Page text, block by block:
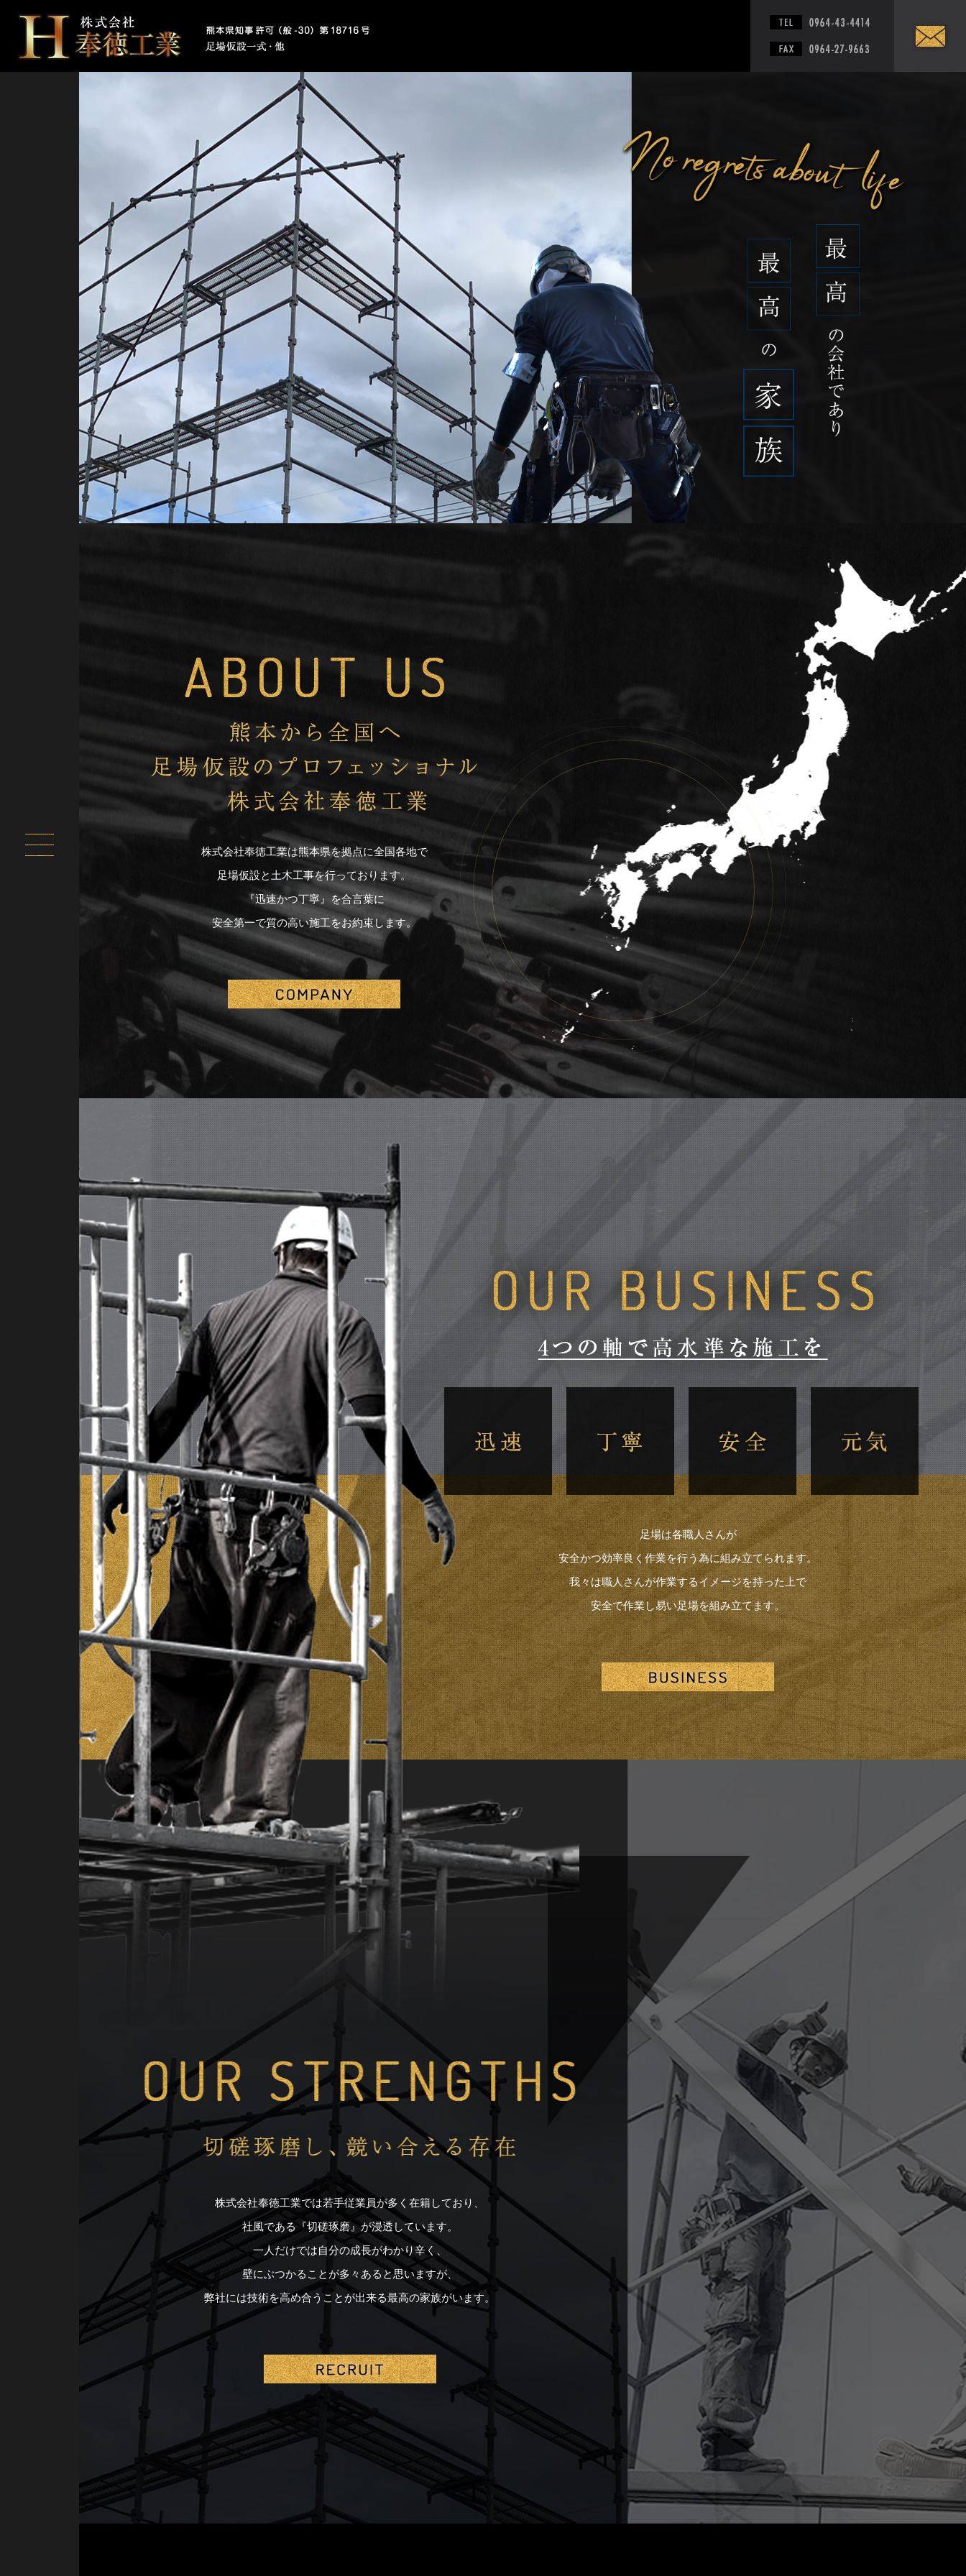
株式会社奉徳工業は熊本県を拠点に全国各地で
足場仮設と土木工事を行っております。
『迅速かつ丁寧』を合言葉に
安全第一で質の高い施工をお約束します。
足場は各職人さんが
安全かつ効率良く作業を行う為に組み立てられます。
我々は職人さんが作業するイメージを持った上で
安全で作業し易い足場を組み立てます。
株式会社奉徳工業では若手従業員が多く在籍しており、
社風である『切磋琢磨』が浸透しています。
一人だけでは自分の成長がわかり辛く、
壁にぶつかることが多々あると思いますが、
弊社には技術を高め合うことが出来る最高の家族がいます。